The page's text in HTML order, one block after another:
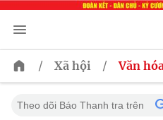
/ Xã hội / Văn
Theo dõi Báo Thanh tra trên